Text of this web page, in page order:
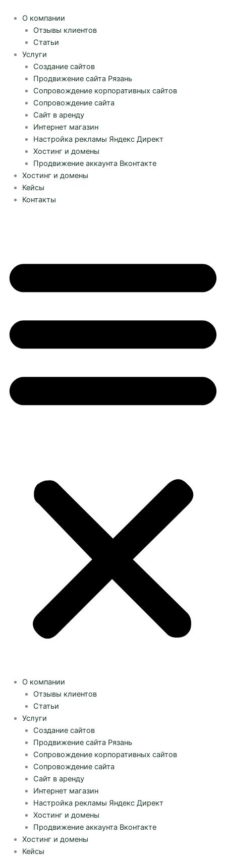
содержимому
О компании
Отзывы клиентов
Статьи
Услуги
Создание сайтов
Продвижение сайта Рязань
Сопровождение корпоративных сайтов
Сопровождение сайта
Сайт в аренду
Интернет магазин
Настройка рекламы Яндекс Директ
Хостинг и домены
Продвижение аккаунта Вконтакте
Хостинг и домены
Кейсы
Контакты
О компании
Отзывы клиентов
Статьи
Услуги
Создание сайтов
Продвижение сайта Рязань
Сопровождение корпоративных сайтов
Сопровождение сайта
Сайт в аренду
Интернет магазин
Настройка рекламы Яндекс Директ
Хостинг и домены
Продвижение аккаунта Вконтакте
Хостинг и домены
Кейсы